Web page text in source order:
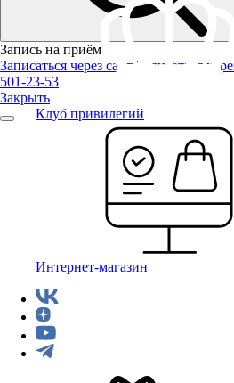
Запись на приём
Записаться через сайт Записаться
501-23-53
Закрыть
Клуб привилегий
Интернет-магазин